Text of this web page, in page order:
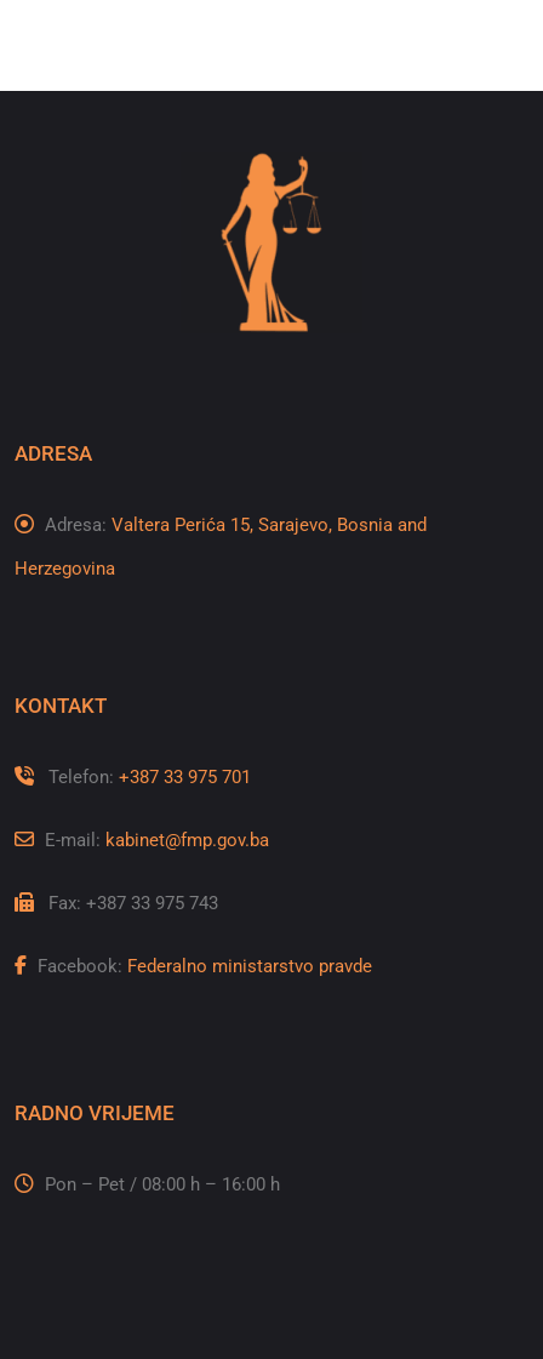
ADRESA
Adresa: Valtera Perića 15, Sarajevo, Bosnia and
Herzegovina
KONTAKT
Telefon: +387 33 975 701
E-mail: kabinet@fmp.gov.ba
Fax: +387 33 975 743
Facebook: Federalno ministarstvo pravde
RADNO VRIJEME
Pon – Pet / 08:00 h – 16:00 h